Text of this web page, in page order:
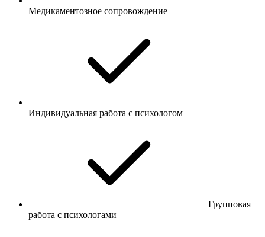
Медикаментозное сопровождение
Индивидуальная работа с психологом
Групповая
работа с психологами